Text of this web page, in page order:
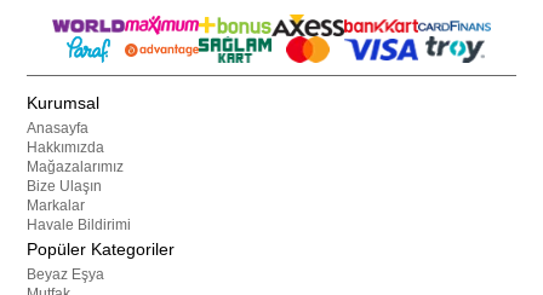
Kurumsal
Anasayfa
Hakkımızda
Mağazalarımız
Bize Ulaşın
Markalar
Havale Bildirimi
Popüler Kategoriler
Beyaz Eşya